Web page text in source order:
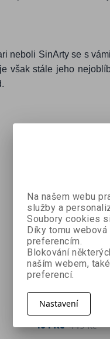
neboli SinArty se s
však stále jeho
Suchý pastel –
Portréty - Nové
vydání
Michal Janovský
404 Kč 449 Kč
Na našem webu
služby a
Soubory cookies
Díky tomu
preferencím.
Blokování
naším webem,
preferencí.
Nastavení